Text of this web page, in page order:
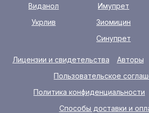
Виданол
Имупрет
Укрлив
Зиомицин
Синупрет
Лицензии и свидетельства Авторы
Пользовательское
Политика конфиденциальности
Способы доставки и